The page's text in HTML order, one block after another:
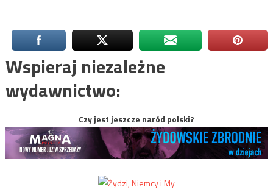
Wspieraj niezależne
wydawnictwo:
Czy jest jeszcze naród polski?